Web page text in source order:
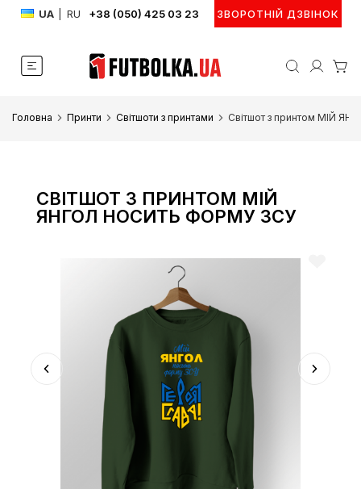
UA RU +38 (050) 425 03 23 ЗВОРОТНІЙ ДЗВІНОК
Головна Принти Світшоти з принтами Світшот з принтом МІЙ
СВІТШОТ З ПРИНТОМ МІЙ
ЯНГОЛ НОСИТЬ ФОРМУ ЗСУ